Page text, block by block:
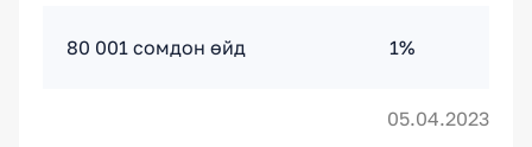
80 001 сомдон өйд 1%
05.04.2023